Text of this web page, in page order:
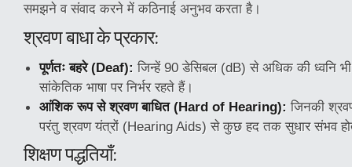
समझने व संवाद करने में कठिनाई अनुभव करता है।
श्रवण बाधा के प्रकार:
पूर्णतः बहरे (Deaf): जिन्हें 90 डेसिबल (dB) से अधिक की ध्वनि
सांकेतिक भाषा पर निर्भर रहते हैं।
आंशिक रूप से श्रवण बाधित (Hard of Hearing): जिनकी
परंतु श्रवण यंत्रों (Hearing Aids) से कुछ हद तक सुधार संभव
शिक्षण पद्धतियाँ: